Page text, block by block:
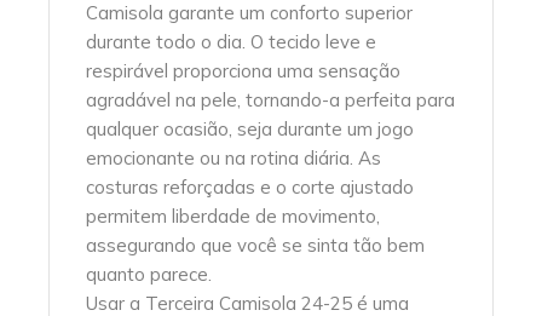
Camisola garante um conforto superior
durante todo o dia. O tecido leve e
respirável proporciona uma sensação
agradável na pele, tornando-a perfeita para
qualquer ocasião, seja durante um jogo
emocionante ou na rotina diária. As
costuras reforçadas e o corte ajustado
permitem liberdade de movimento,
assegurando que você se sinta tão bem
quanto parece.
Usar a Terceira Camisola 24-25 é uma